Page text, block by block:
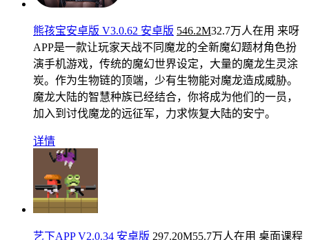
熊孩宝安卓版 V3.0.62 安卓版 546.2M32.7万人在用 来呀
APP是一款让玩家天战不同魔龙的全新魔幻题材角色扮
演手机游戏，传统的魔幻世界设定，大量的魔龙生灵涂
炭。作为生物链的顶端，少有生物能对魔龙造成威胁。
魔龙大陆的智慧种族已经结合，你将成为他们的一员，
加入到讨伐魔龙的远征军，力求恢复大陆的安宁。
详情
艺下APP V2.0.34 安卓版 297.20M55.7万人在用 桌面课程